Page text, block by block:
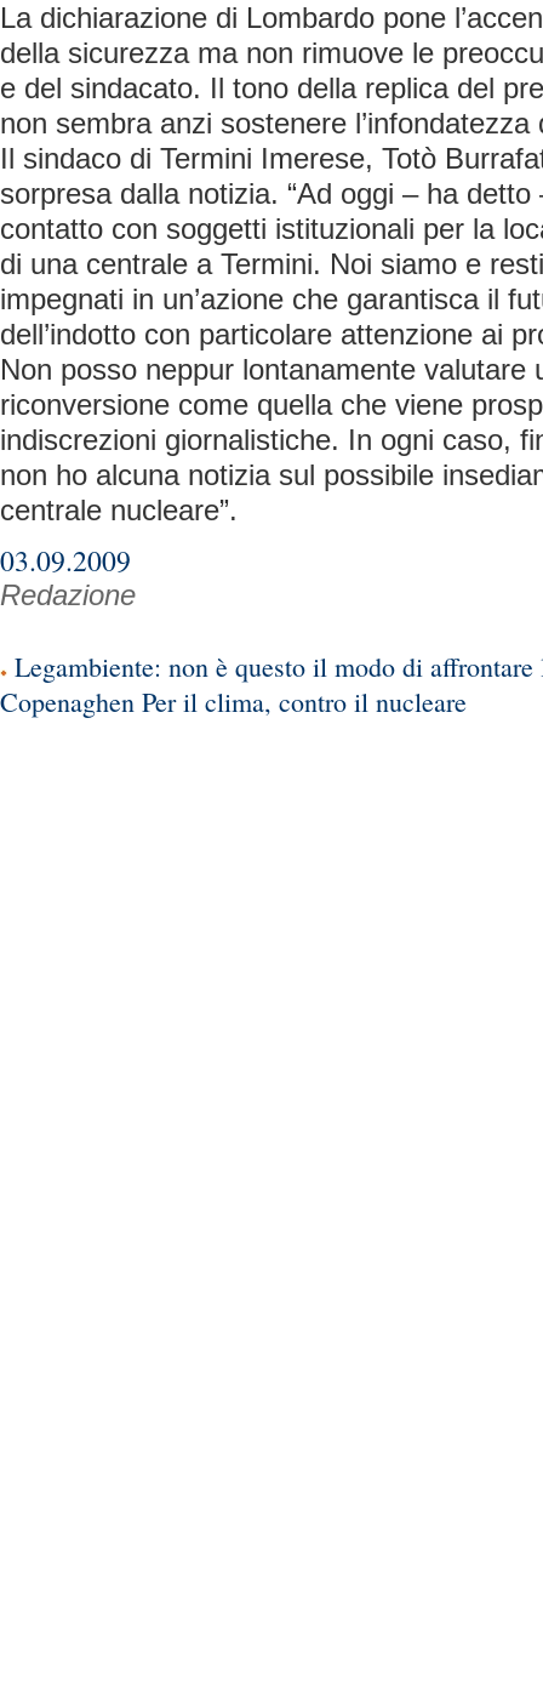
La dichiarazione di Lombardo pone
della sicurezza ma non rimuove le
e del sindacato. Il tono della replica del
non sembra anzi sostenere l’infondatezza
Il sindaco di Termini Imerese, Totò
sorpresa dalla notizia. “Ad oggi – ha
contatto con soggetti istituzionali per la
di una centrale a Termini. Noi siamo e
impegnati in un’azione che garantisca il
dell’indotto con particolare attenzione ai
Non posso neppur lontanamente valutare
riconversione come quella che viene
indiscrezioni giornalistiche. In ogni caso,
non ho alcuna notizia sul possibile
centrale nucleare”.
03.09.2009
Redazione
Legambiente: non è questo il modo di
Copenaghen Per il clima, contro il nucleare